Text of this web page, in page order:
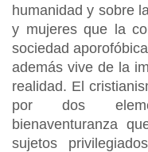
humanidad y sobre
y mujeres que la
sociedad
además vive de la
realidad. El
por dos
bienaventuranza
sujetos